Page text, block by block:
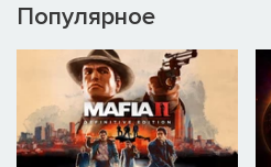
Популярное